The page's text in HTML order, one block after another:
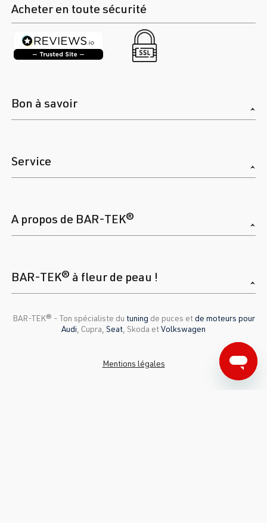
Acheter en toute sécurité
Bon à savoir
Service
A propos de BAR-TEK®
BAR-TEK® à fleur de peau !
BAR-TEK®️ - Ton spécialiste du tuning de puces etde moteurs pour
Audi , Cupra, Seat , Skoda etVolkswagen
Mentions légales